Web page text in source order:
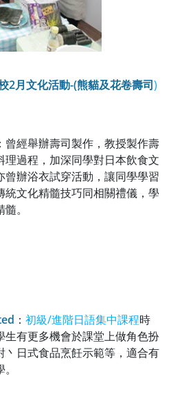
2月文化活動-(熊貓及花卷壽司)
：曾經舉辦壽司製作，教授製作壽
理過程，加深同學對日本飲食文
曾辦浴衣試穿活動，讓同學學習
統文化精髓技巧同相關禮儀，學
。
： 初級/進階日語集中課程時
生有更多機會於課堂上做角色扮
丶日式食品烹飪示範等，適合有